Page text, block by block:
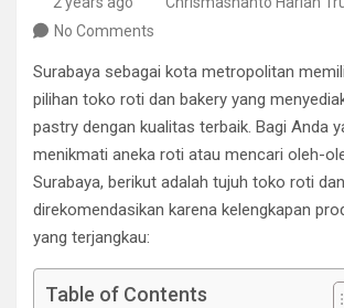
No Comments
Surabaya sebagai kota metropolitan
pilihan toko roti dan bakery yang
pastry dengan kualitas terbaik. Bagi Anda
menikmati aneka roti atau mencari oleh-
Surabaya, berikut adalah tujuh toko roti
direkomendasikan karena kelengkapan
yang terjangkau:
Table of Contents